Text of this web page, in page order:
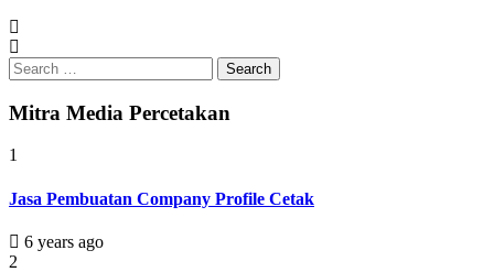
Search
for:
Mitra Media Percetakan
1
Jasa Pembuatan Company Profile Cetak
6 years ago
2